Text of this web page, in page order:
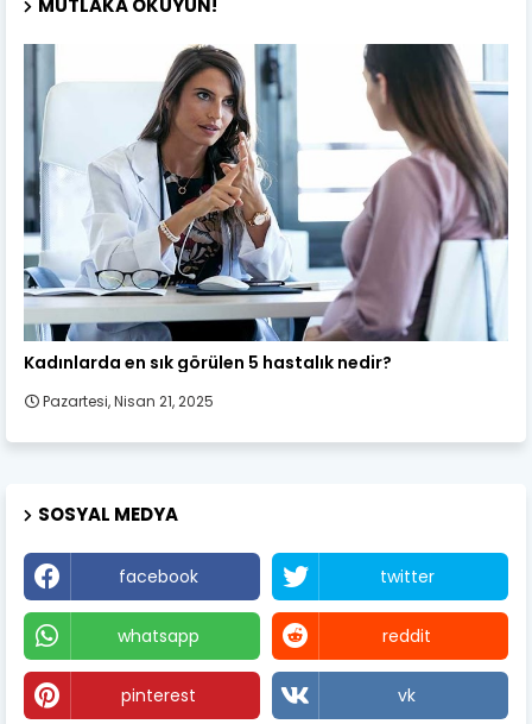
MUTLAKA OKUYUN!
Kadın Sağlığı
Kadınlarda en sık görülen 5 hastalık nedir?
Pazartesi, Nisan 21, 2025
SOSYAL MEDYA
facebook twitter
whatsapp reddit
pinterest vk